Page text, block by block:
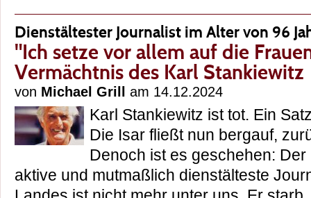
Dienstältester Journalist im Alter von 96
"Ich setze vor allem auf die
Vermächtnis des Karl Stankiewitz
von Michael Grill am 14.12.2024
Karl Stankiewitz ist tot. Ein
Die Isar fließt nun bergauf,
Denoch ist es geschehen:
aktive und mutmaßlich dienstälteste